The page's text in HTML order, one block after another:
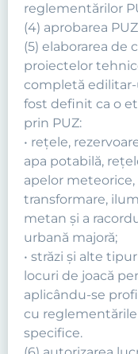
reglementărilor
(4) aprobarea
(5) elaborarea de
proiectelor
completă
fost definit ca o
prin PUZ:
• reţele,
apa potabilă,
apelor
transformare,
metan şi a
urbană majoră;
• străzi şi alte
locuri de joacă
aplicându-se
cu
specifice.